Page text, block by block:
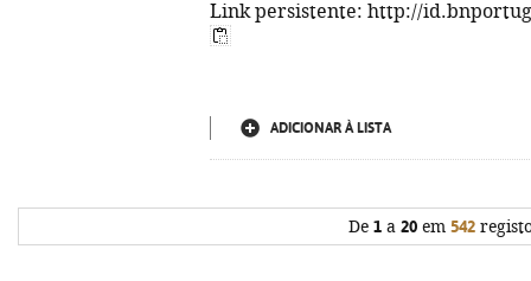
Link persistente: http://
ADICIONAR À LISTA
De 1 a 20 em 542